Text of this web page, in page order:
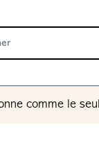
comme le